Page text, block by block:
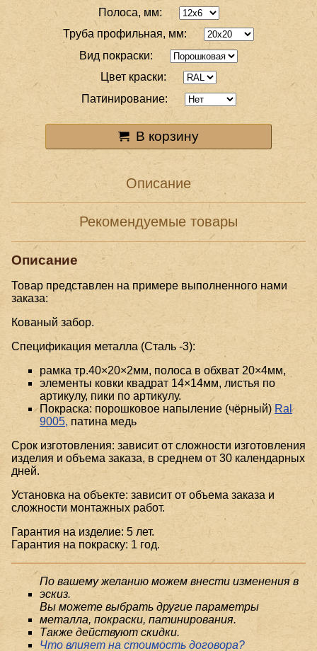
Полоса, мм:
Труба профильная, мм:
Вид покраски:
Цвет краски:
Патинирование:
В корзину
Описание
Рекомендуемые товары
Описание
Товар представлен на примере выполненного нами
заказа:
Кованый забор.
Спецификация металла (Сталь -3):
рамка тр.40×20×2мм, полоса в обхват 20×4мм,
элементы ковки квадрат 14×14мм, листья по
артикулу, пики по артикулу.
Покраска: порошковое напыление (чёрный) Ral
9005, патина медь
Срок изготовления: зависит от сложности изготовления
изделия и объема заказа, в среднем от 30 календарных
дней.
Установка на объекте: зависит от объема заказа и
сложности монтажных работ.
Гарантия на изделие: 5 лет.
Гарантия на покраску: 1 год.
По вашему желанию можем внести изменения в
эскиз.
Вы можете выбрать другие параметры
металла, покраски, патинирования.
Также действуют скидки.
Что влияет на стоимость договора?